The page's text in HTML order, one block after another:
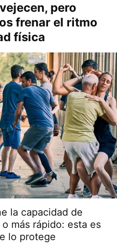
pero
frenar el ritmo
física
la capacidad de
más rápido: esta es
lo protege